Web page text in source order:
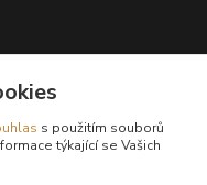
s použitím souborů
týkající se Vašich